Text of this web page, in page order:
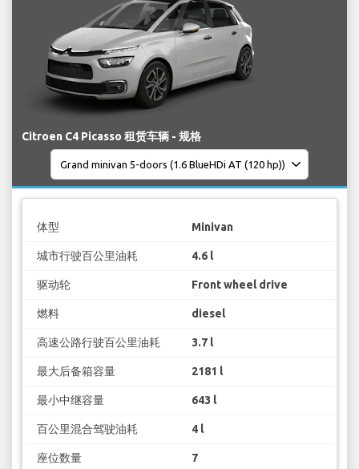
Citroen C4 Picasso 租赁车辆 - 规格
体型 Minivan
城市行驶百公里油耗 4.6 l
驱动轮 Front wheel drive
燃料 diesel
高速公路行驶百公里油耗 3.7 l
最大后备箱容量 2181 l
最小中继容量 643 l
百公里混合驾驶油耗 4 l
座位数量 7